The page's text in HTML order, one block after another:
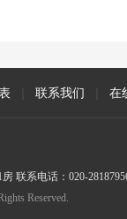
联系我们 在
联系电话：020-
Reserved.